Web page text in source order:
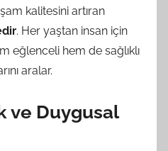
kalitesini artıran
. Her yaştan insan için
eğlenceli hem de sağlıklı
aralar.
ve Duygusal